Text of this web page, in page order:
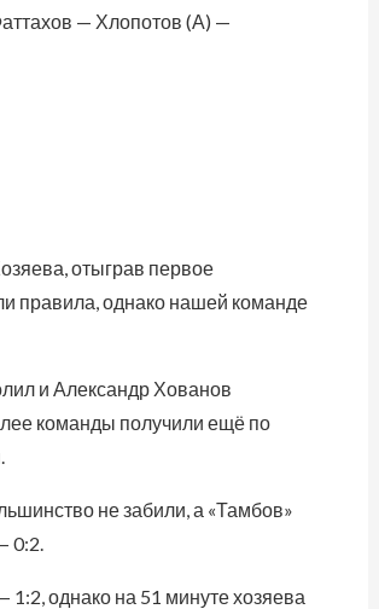
— Хлопотов (А) —
отыграв первое
правила, однако нашей команде
и Александр Хованов
команды получили ещё по
не забили, а «Тамбов»
0:2.
1:2, однако на 51 минуте хозяева